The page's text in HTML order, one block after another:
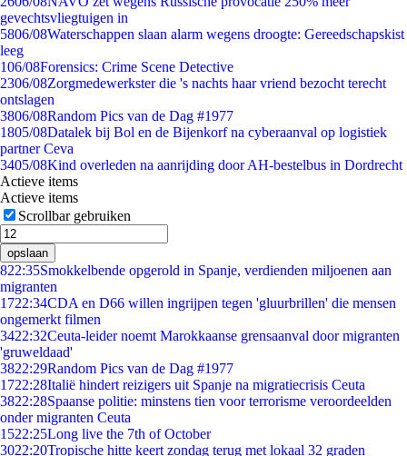
gevechtsvliegtuigen in
5806/08Waterschappen slaan alarm wegens droogte: Gereedschapskist
leeg
106/08Forensics: Crime Scene Detective
2306/08Zorgmedewerkster die 's nachts haar vriend bezocht terecht
ontslagen
3806/08Random Pics van de Dag #1977
1805/08Datalek bij Bol en de Bijenkorf na cyberaanval op logistiek
partner Ceva
3405/08Kind overleden na aanrijding door AH-bestelbus in Dordrecht
Actieve items
Actieve items
Scrollbar gebruiken
opslaan
822:35Smokkelbende opgerold in Spanje, verdienden miljoenen aan
migranten
1722:34CDA en D66 willen ingrijpen tegen 'gluurbrillen' die mensen
ongemerkt filmen
3422:32Ceuta-leider noemt Marokkaanse grensaanval door migranten
'gruweldaad'
3822:29Random Pics van de Dag #1977
1722:28Italië hindert reizigers uit Spanje na migratiecrisis Ceuta
3822:28Spaanse politie: minstens tien voor terrorisme veroordeelden
onder migranten Ceuta
1522:25Long live the 7th of October
3022:20Tropische hitte keert zondag terug met lokaal 32 graden